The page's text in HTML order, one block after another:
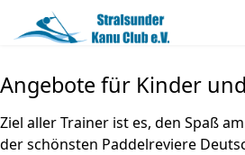
Angebote für Kinder
Ziel aller Trainer ist es, den Spaß
der schönsten Paddelreviere